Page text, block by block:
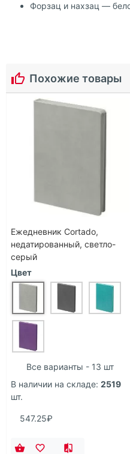
Форзац и нахзац —
Похожие товары
Ежедневник Cortado,
недатированный, светло-
серый
Цвет
Все варианты - 13 шт
В наличии на складе: 2519
шт.
547.25₽